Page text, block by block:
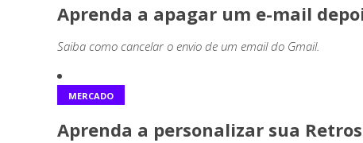
Aprenda a apagar um e-mail
Saiba como cancelar o envio de um email do Gmail.
MERCADO
Aprenda a personalizar sua